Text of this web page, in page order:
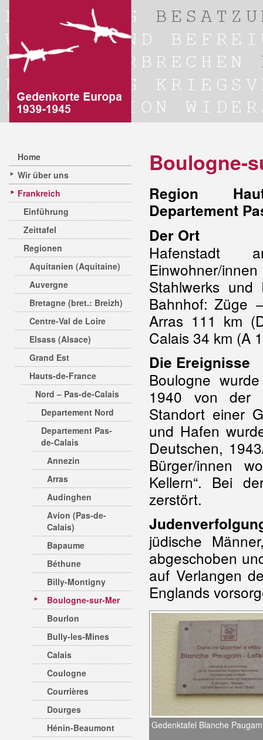
Home
Wir über uns
Frankreich
Einführung
Zeittafel
Regionen
Aquitanien (Aquitaine)
Auvergne
Bretagne (bret.: Breizh)
Centre-Val de Loire
Elsass (Alsace)
Grand Est
Hauts-de-France
Nord – Pas-de-Calais
Departement Nord
Departement Pas-
de-Calais
Annezin
Arras
Audinghen
Avion (Pas-de-
Calais)
Bapaume
Béthune
Billy-Montigny
Boulogne-sur-Mer
Bourlon
Bully-les-Mines
Calais
Coulogne
Courrières
Dourges
Hénin-Beaumont
Boulogne-
Region
Departement
Der Ort
Hafenstadt
Einwohner/
Stahlwerks und
Bahnhof: Züge
Arras 111 km
Calais 34 km (A
Die Ereignisse
Boulogne
1940 von der
Standort einer
und Hafen
Deutschen,
Bürger/innen
Kellern“. Bei
zerstört.
jüdische
abgeschoben
auf Verlangen
Englands
Gedenktafel Blanche